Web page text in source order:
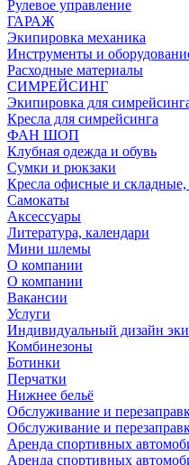
Рулевое управление
ГАРАЖ
Экипировка механика
Инструменты и
Расходные материалы
СИМРЕЙСИНГ
Экипировка для
Кресла для симрейсинга
ФАН ШОП
Клубная одежда и обувь
Сумки и рюкзаки
Кресла офисные и
Самокаты
Аксессуары
Литература, календари
Мини шлемы
О компании
О компании
Вакансии
Услуги
Индивидуальный дизайн
Комбинезоны
Ботинки
Перчатки
Нижнее бельё
Обслуживание и
Обслуживание и
Аренда спортивных
Аренда спортивных